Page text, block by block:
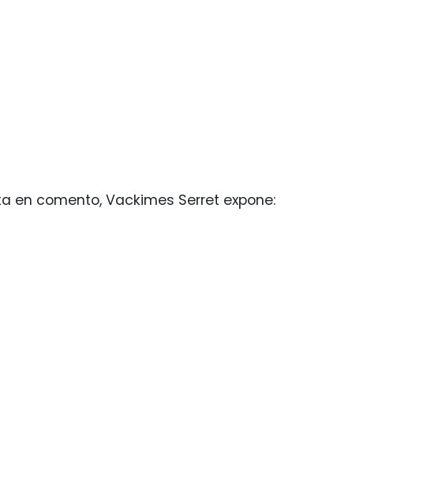
en comento, Vackimes Serret expone: